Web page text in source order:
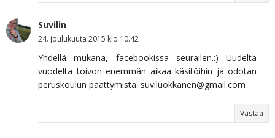
Suvilin
24. joulukuuta 2015 klo 10.42
Yhdellä mukana, facebookissa seurailen.:) Uudelta
vuodelta toivon enemmän aikaa käsitöihin ja odotan
peruskoulun päättymistä. suviluokkanen@gmail.com
Vastaa